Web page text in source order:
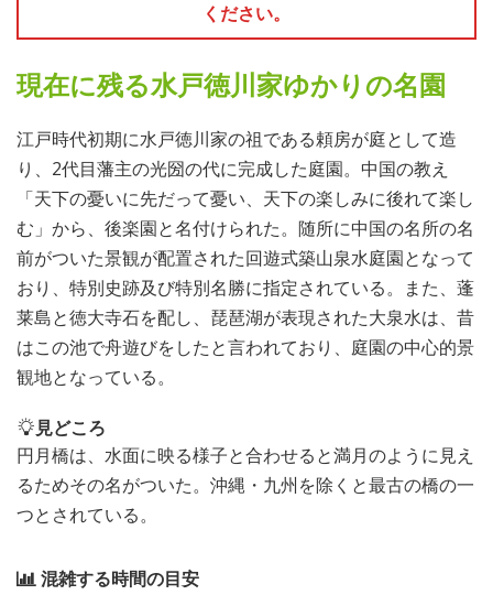
ください。
現在に残る水戸徳川家ゆかりの名園
江戸時代初期に水戸徳川家の祖である頼房が庭として造
り、2代目藩主の光圀の代に完成した庭園。中国の教え
「天下の憂いに先だって憂い、天下の楽しみに後れて楽し
む」から、後楽園と名付けられた。随所に中国の名所の名
前がついた景観が配置された回遊式築山泉水庭園となって
おり、特別史跡及び特別名勝に指定されている。また、蓬
莱島と徳大寺石を配し、琵琶湖が表現された大泉水は、昔
はこの池で舟遊びをしたと言われており、庭園の中心的景
観地となっている。
見どころ
円月橋は、水面に映る様子と合わせると満月のように見え
るためその名がついた。沖縄・九州を除くと最古の橋の一
つとされている。
混雑する時間の目安